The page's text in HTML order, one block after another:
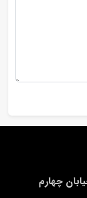
چهارم